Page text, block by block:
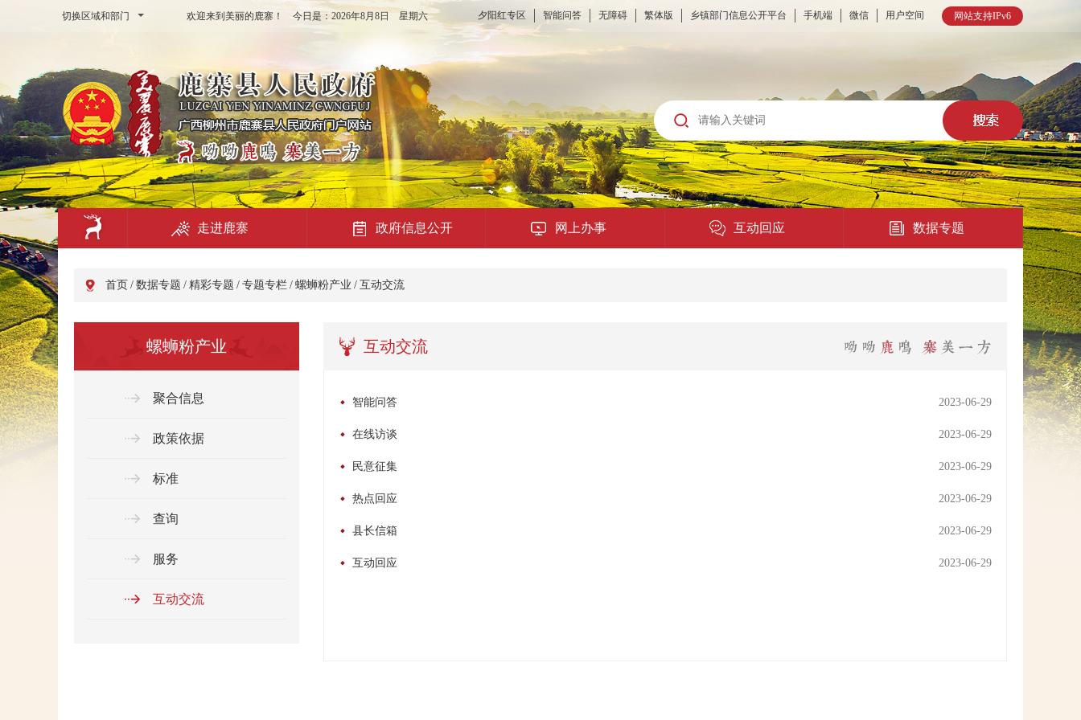
切换区域和部门 网站支持IPv6
夕阳红专区 智能问答 无障碍 繁体版 乡镇部门信息公开平台 手机端 微信 用户空间
欢迎来到美丽的鹿寨！ 今日是： 2026年8月8日 星期六
走进鹿寨 政府信息公开 网上办事 互动回应 数据专题
首页 / 数据专题 / 精彩专题 / 专题专栏 / 螺蛳粉产业 / 互动交流
螺蛳粉产业
聚合信息
政策依据
标准
查询
服务
互动交流
互动交流
2023-06-29
智能问答
2023-06-29
在线访谈
2023-06-29
民意征集
2023-06-29
热点回应
2023-06-29
县长信箱
2023-06-29
互动回应